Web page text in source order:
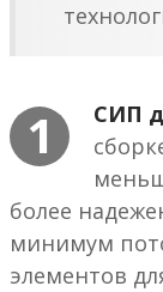
1 СИП
более
минимум
элементов